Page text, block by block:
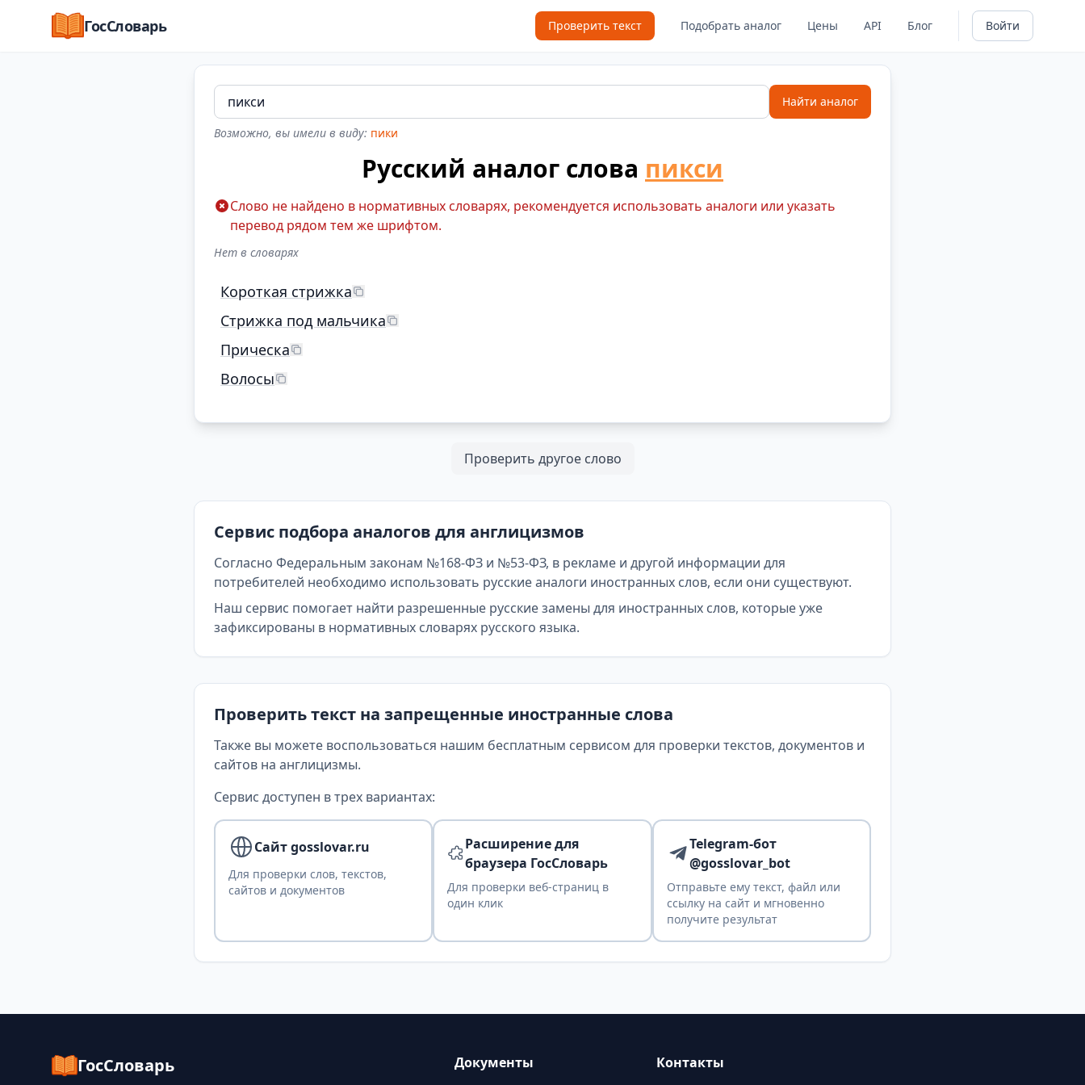
ГосСловарь Проверить текст Подобрать аналог Цены API Блог Войти
Найти аналог
Возможно, вы имели в виду: пики
Русский аналог слова пикси
Слово не найдено в нормативных словарях, рекомендуется использовать аналоги или указать
перевод рядом тем же шрифтом.
Нет в словарях
Короткая стрижка
Стрижка под мальчика
Прическа
Волосы
Проверить другое слово
Сервис подбора аналогов для англицизмов
Согласно Федеральным законам №168-ФЗ и №53-ФЗ, в рекламе и другой информации для
потребителей необходимо использовать русские аналоги иностранных слов, если они существуют.
Наш сервис помогает найти разрешенные русские замены для иностранных слов, которые уже
зафиксированы в нормативных словарях русского языка.
Проверить текст на запрещенные иностранные слова
Также вы можете воспользоваться нашим бесплатным сервисом для проверки текстов, документов и
сайтов на англицизмы.
Сервис доступен в трех вариантах:
Сайт gosslovar.ru
Для проверки слов, текстов,
сайтов и документов
Расширение для
браузера ГосСловарь
Для проверки веб-страниц в
один клик
Telegram-бот
@gosslovar_bot
Отправьте ему текст, файл или
ссылку на сайт и мгновенно
получите результат
ГосСловарь Документы Контакты